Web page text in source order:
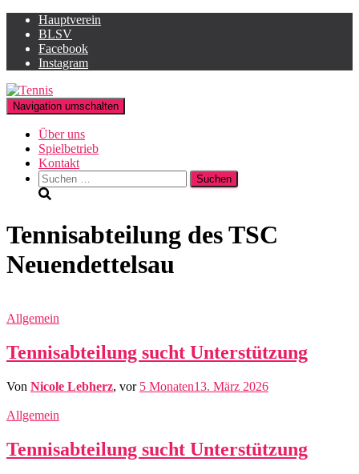
Hauptverein
BLSV
Facebook
Instagram
Navigation umschalten
Über uns
Spielbetrieb
Kontakt
Suchen
nach:
Tennisabteilung des TSC
Neuendettelsau
Allgemein
Tennisabteilung sucht Unterstützung
Von Nicole Lebherz, vor 5 Monaten13. März 2026
Allgemein
Tennisabteilung sucht Unterstützung